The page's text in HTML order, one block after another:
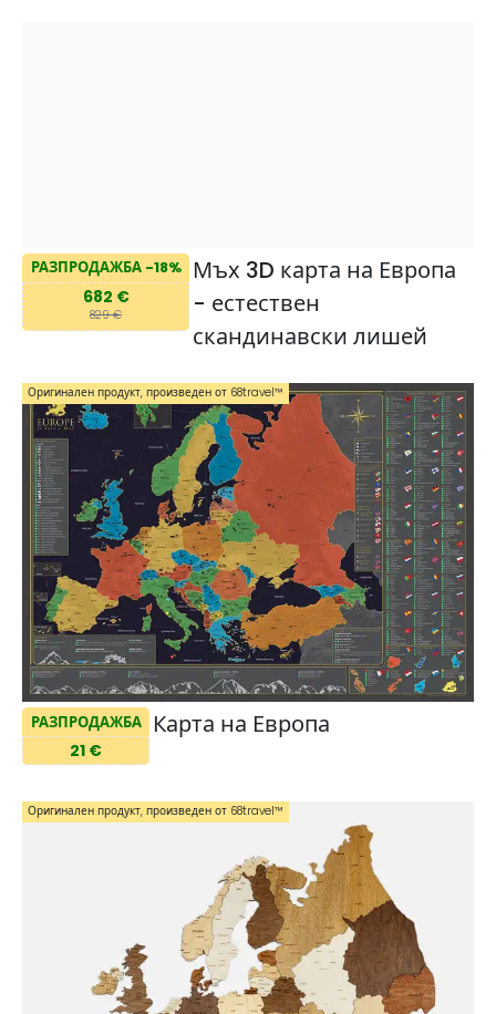
РАЗПРОДАЖБА -18%
682 €
829 €
Мъх 3D карта на Европа
- естествен
скандинавски лишей
РАЗПРОДАЖБА
21 €
Карта на Европа
Оригинален продукт, произведен от 68travel™️
Оригинален продукт, произведен от 68travel™️